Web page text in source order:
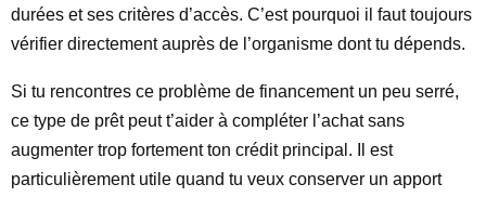
durées et ses critères d’accès. C’est pourquoi il faut toujours
vérifier directement auprès de l’organisme dont tu dépends.
Si tu rencontres ce problème de financement un peu serré,
ce type de prêt peut t’aider à compléter l’achat sans
augmenter trop fortement ton crédit principal. Il est
particulièrement utile quand tu veux conserver un apport